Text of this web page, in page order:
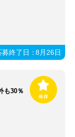
募終了日：8月26日
も30％